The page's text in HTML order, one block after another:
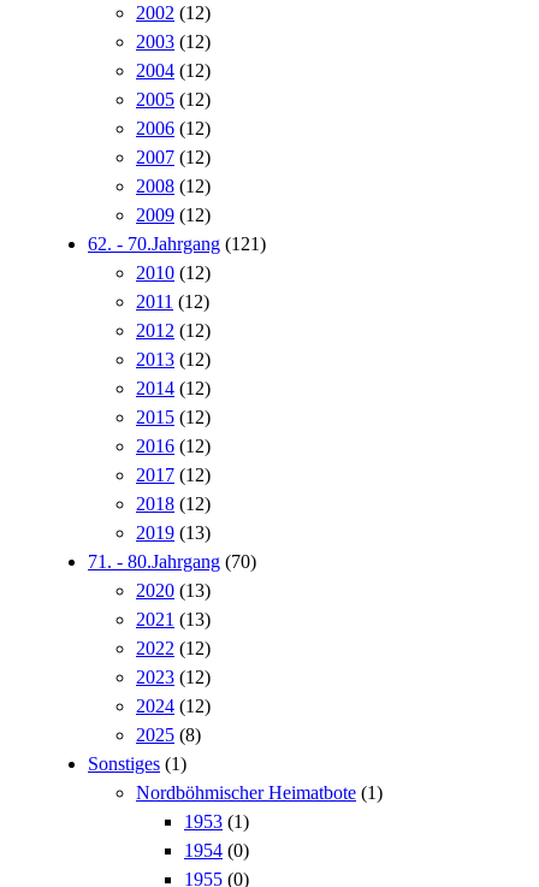
2002 (12)
2003 (12)
2004 (12)
2005 (12)
2006 (12)
2007 (12)
2008 (12)
2009 (12)
62. - 70.Jahrgang (121)
2010 (12)
2011 (12)
2012 (12)
2013 (12)
2014 (12)
2015 (12)
2016 (12)
2017 (12)
2018 (12)
2019 (13)
71. - 80.Jahrgang (70)
2020 (13)
2021 (13)
2022 (12)
2023 (12)
2024 (12)
2025 (8)
Sonstiges (1)
Nordböhmischer Heimatbote (1)
1953 (1)
1954 (0)
1955 (0)